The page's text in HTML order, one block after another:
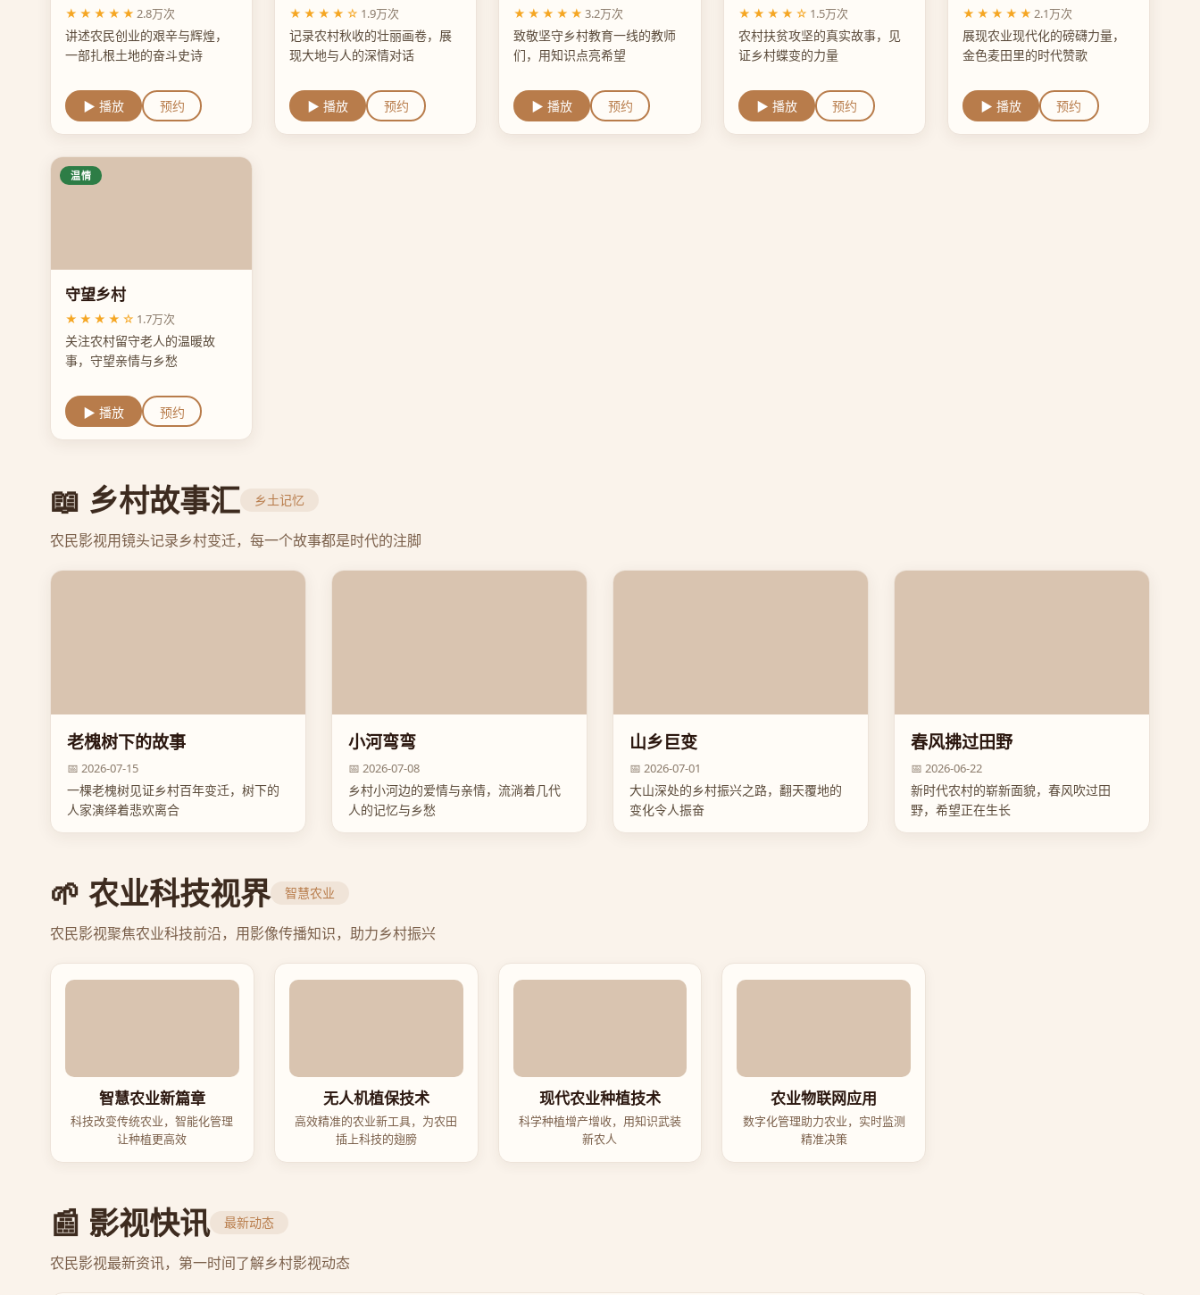
★★★★★ 2.8万次
讲述农民创业的艰辛与辉煌，
一部扎根土地的奋斗史诗
▶ 播放 预约
★★★★☆ 1.9万次
记录农村秋收的壮丽画卷，展
现大地与人的深情对话
▶ 播放 预约
★★★★★3.2万次
致敬坚守乡村教育一线的教师
们，用知识点亮希望
▶ 播放 预约
★★★★☆ 1.5万次
农村扶贫攻坚的真实故事，见
证乡村蝶变的力量
▶ 播放 预约
★★★★★ 2.1万次
展现农业现代化的磅礴力量，
金色麦田里的时代赞歌
▶ 播放 预约
温情
守望乡村
★★★★☆ 1.7万次
关注农村留守老人的温暖故
事，守望亲情与乡愁
▶ 播放 预约
📖 乡村故事汇 乡土记忆
农民影视用镜头记录乡村变迁，每一个故事都是时代的注脚
老槐树下的故事
📅 2026-07-15
一棵老槐树见证乡村百年变迁，树下的
人家演绎着悲欢离合
小河弯弯
📅 2026-07-08
乡村小河边的爱情与亲情，流淌着几代
人的记忆与乡愁
山乡巨变
📅 2026-07-01
大山深处的乡村振兴之路，翻天覆地的
变化令人振奋
春风拂过田野
📅 2026-06-22
新时代农村的崭新面貌，春风吹过田
野，希望正在生长
🌱 农业科技视界 智慧农业
农民影视聚焦农业科技前沿，用影像传播知识，助力乡村振兴
智慧农业新篇章
科技改变传统农业，智能化管理
让种植更高效
无人机植保技术
高效精准的农业新工具，为农田
插上科技的翅膀
现代农业种植技术
科学种植增产增收，用知识武装
新农人
农业物联网应用
数字化管理助力农业，实时监测
精准决策
📰 影视快讯 最新动态
农民影视最新资讯，第一时间了解乡村影视动态